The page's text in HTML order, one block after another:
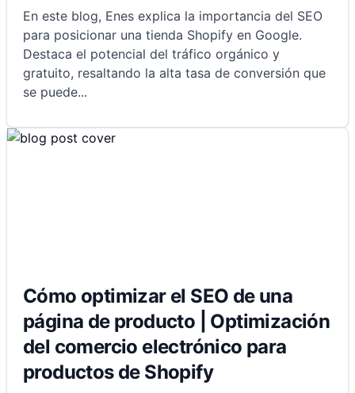
En este blog, Enes explica la importancia del SEO
para posicionar una tienda Shopify en Google.
Destaca el potencial del tráfico orgánico y
gratuito, resaltando la alta tasa de conversión que
se puede...
Cómo optimizar el SEO de una
página de producto | Optimización
del comercio electrónico para
productos de Shopify